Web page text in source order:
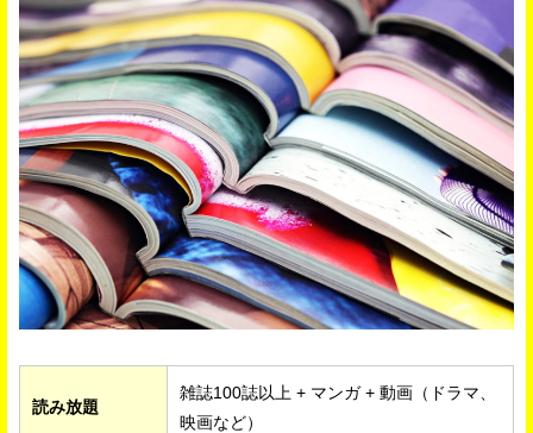
読み放題
雑誌100誌以上 + マンガ + 動画（ドラマ、
映画など）